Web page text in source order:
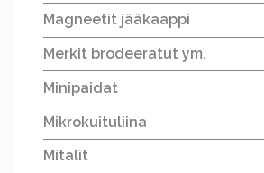
Magneetit jääkaappi
Merkit brodeeratut ym.
Minipaidat
Mikrokuituliina
Mitalit